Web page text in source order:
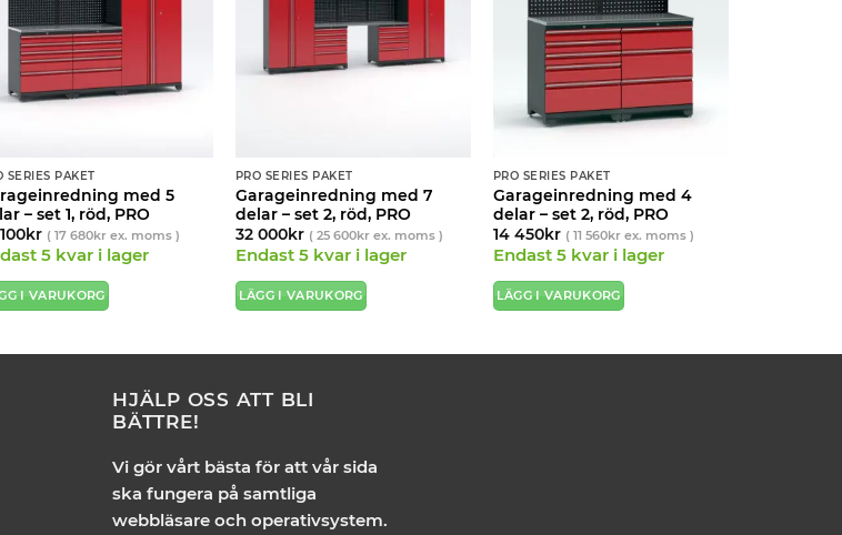
SERIES PAKET
med 5
– set 1, röd, PRO
kr ( 17 680krex. moms )
5 kvar i lager
I VARUKORG
PRO SERIES PAKET
Garageinredning med 7
delar – set 2, röd, PRO
32 000kr ( 25 600krex. moms )
Endast 5 kvar i lager
LÄGG I VARUKORG
PRO SERIES PAKET
Garageinredning med 4
delar – set 2, röd, PRO
14 450kr ( 11 560krex. moms )
Endast 5 kvar i lager
LÄGG I VARUKORG
HJÄLP OSS ATT BLI
BÄTTRE!
Vi gör vårt bästa för att vår sida
ska fungera på samtliga
webbläsare och operativsystem.